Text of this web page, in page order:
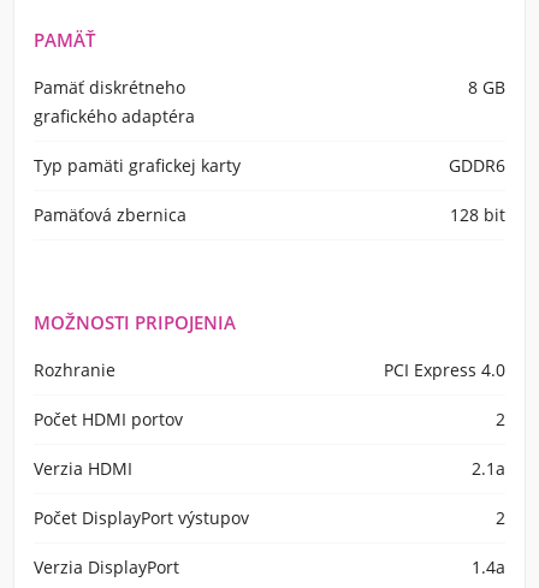
PAMÄŤ
Pamäť diskrétneho
grafického adaptéra
8 GB
Typ pamäti grafickej karty GDDR6
Pamäťová zbernica 128 bit
MOŽNOSTI PRIPOJENIA
Rozhranie PCI Express 4.0
Počet HDMI portov 2
Verzia HDMI 2.1a
Počet DisplayPort výstupov 2
Verzia DisplayPort 1.4a